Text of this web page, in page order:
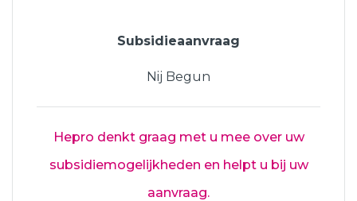
Subsidieaanvraag
Nij Begun
Hepro denkt graag met u mee over uw
subsidiemogelijkheden en helpt u bij uw
aanvraag.